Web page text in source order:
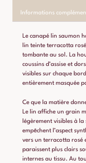
Informations
Le canapé lin saumon
lin teinte terracotta
tombante au sol. La
coussins d’assise et
visibles sur chaque
entièrement masquée
Ce que la matière
Le lin affiche un grain
légèrement visibles à
empêchent l’aspect
vers un terracotta rosé
paraissent plus clairs
internes au tissu. Au